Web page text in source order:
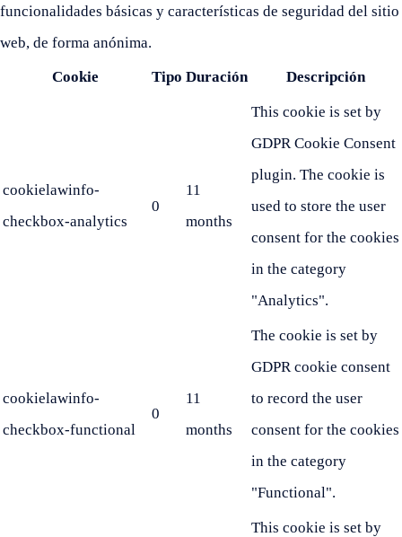
funcionalidades básicas y características de seguridad del sitio
web, de forma anónima.
Cookie
Tipo Duración Descripción
cookielawinfo-
checkbox-analytics
0
11
months
This cookie is set by
GDPR Cookie Consent
plugin. The cookie is
used to store the user
consent for the cookies
in the category
"Analytics".
cookielawinfo-
checkbox-functional
0
11
months
The cookie is set by
GDPR cookie consent
to record the user
consent for the cookies
in the category
"Functional".
This cookie is set by